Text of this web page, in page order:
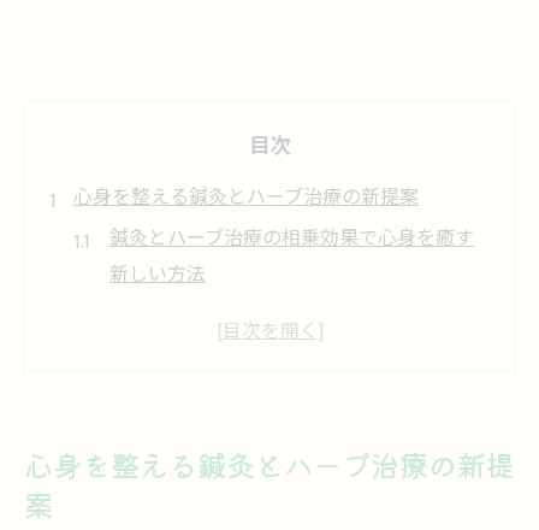
目次
心身を整える鍼灸とハーブ治療の新提案
鍼灸とハーブ治療の相乗効果で心身を癒す
新しい方法
ハーブと鍼灸の融合がもたらす健康維持の
ストレスや冷えに鍼灸とハーブの力を活用
心身を整える鍼灸とハーブ治療の新提
案